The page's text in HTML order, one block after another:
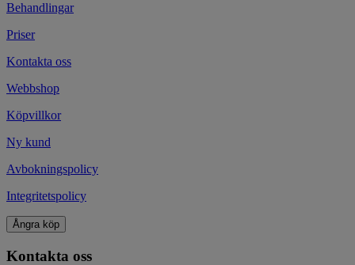
Behandlingar
Priser
Kontakta oss
Webbshop
Köpvillkor
Ny kund
Avbokningspolicy
Integritetspolicy
Ångra köp
Kontakta oss